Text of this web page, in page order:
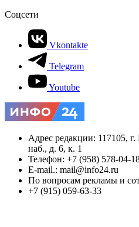
Соцсети
Vkontakte
Telegram
Youtube
Адрес редакции: 117105,
наб., д. 6, к. 1
Телефон: +7 (958) 578-04-
E-mail.: mail@info24.ru
По вопросам рекламы и
+7 (915) 059-63-33